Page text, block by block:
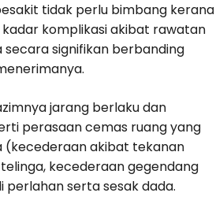
tidak perlu bimbang kerana
kadar komplikasi akibat rawatan
secara signifikan berbanding
jarang berlaku dan
perasaan cemas ruang yang
akibat tekanan
kecederaan gegendang
perlahan serta sesak dada.